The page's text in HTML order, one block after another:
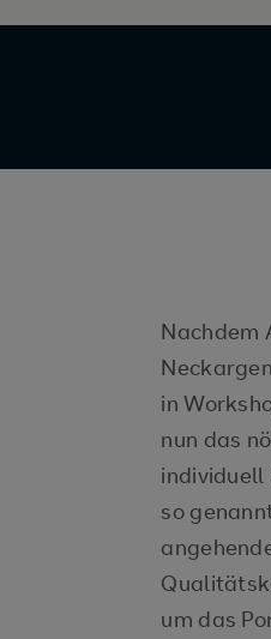
Nachdem
in
nun das
individuell
so
um das